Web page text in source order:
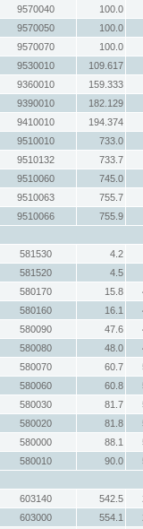
9570040
100.0
9570050
100.0
9570070
100.0
9530010
109.617
9360010
159.333
9390010
182.129
9410010
194.374
9510010
733.0
9510132
733.7
9510060
745.0
9510063
755.7
9510066
755.9
581530
4.2
581520
4.5
580170 15.8
580160 16.1
580090 47.6
580080 48.0
580070 60.7
580060 60.8
580030 81.7
580020 81.8
580000 88.1
580010 90.0
603140 542.5
603000 554.1